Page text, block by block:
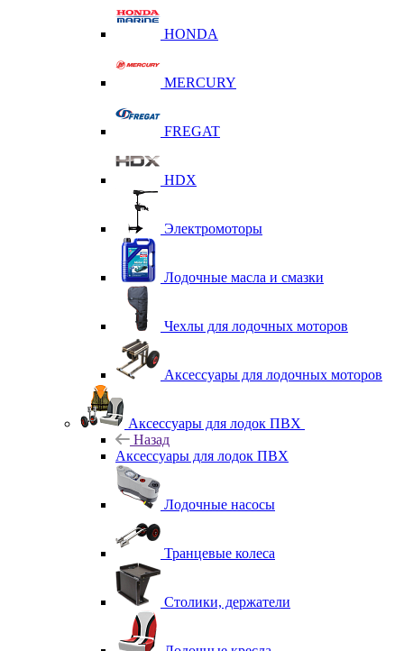
HONDA
MERCURY
FREGAT
HDX
Электромоторы
Лодочные масла и смазки
Чехлы для лодочных моторов
Аксессуары для лодочных моторов
Аксессуары для лодок ПВХ
Назад
Аксессуары для лодок ПВХ
Лодочные насосы
Транцевые колеса
Столики, держатели